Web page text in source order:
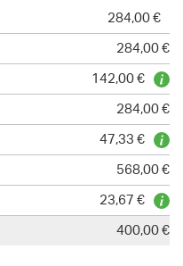
284,00 €
284,00 €
142,00 €
284,00 €
47,33 €
568,00 €
23,67 €
400,00 €